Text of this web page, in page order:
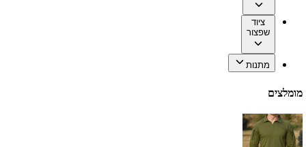
ציוד
שפצור
מתנות
מומלצים